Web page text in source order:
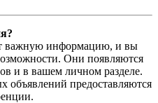
важную информацию, и вы
Они появляются
и в вашем личном разделе.
объявлений предоставляются